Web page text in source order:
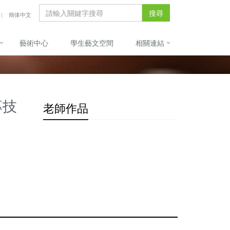
簡体中文 搜尋
藝術中心 學生藝文空間 相關連結
老師作品